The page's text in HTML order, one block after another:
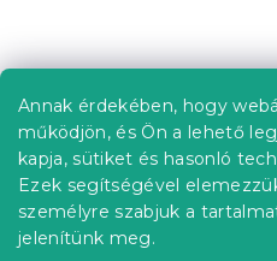
Annak érdekében, hogy
működjön, és Ön a lehető
kapja, sütiket és hasonló
Ezek segítségével
személyre szabjuk a
jelenítünk meg.
Jersey gyerek